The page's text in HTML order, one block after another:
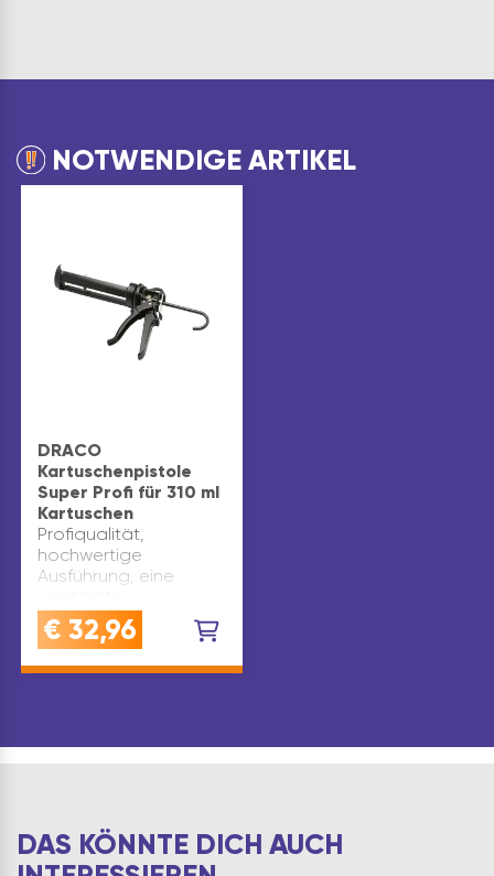
NOTWENDIGE ARTIKEL
DRACO
Kartuschenpistole
Super Profi für 310 ml
Kartuschen
Profiqualität,
hochwertige
Ausführung, eine
Übersetzung sorgt für
gleichmäßigen Druck
Bedienung in jeder
€ 32,96
DAS KÖNNTE DICH AUCH